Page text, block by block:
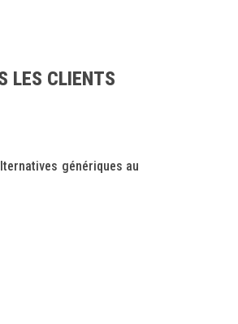
LES CLIENTS
génériques au